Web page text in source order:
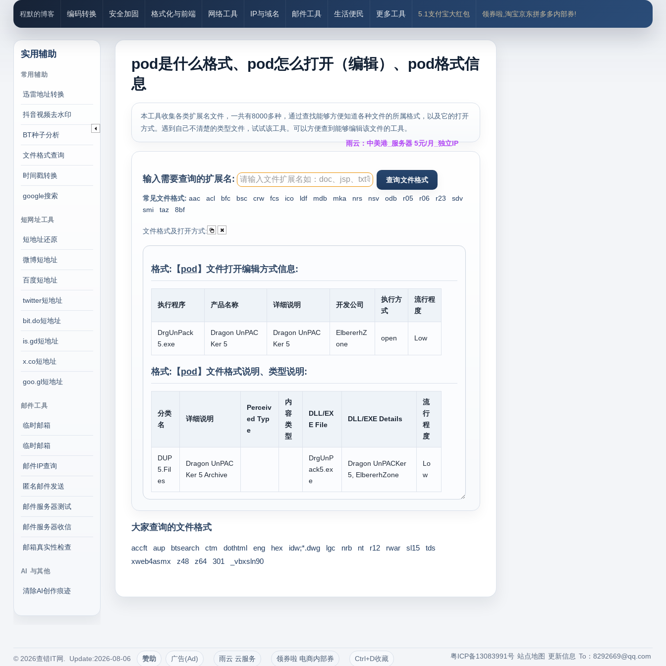
程默的博客 编码转换 安全加固 格式化与前端 网络工具 IP与域名 邮件工具 生活便民 更多工具 5.1支付宝大红包 领券啦,淘宝京东拼多多内部券!
实用辅助
常用辅助
迅雷地址转换
抖音视频去水印
BT种子分析
文件格式查询
时间戳转换
google搜索
短网址工具
短地址还原
微博短地址
百度短地址
twitter短地址
bit.do短地址
is.gd短地址
x.co短地址
goo.gl短地址
邮件工具
临时邮箱
临时邮箱
邮件IP查询
匿名邮件发送
邮件服务器测试
邮件服务器收信
邮箱真实性检查
AI 与其他
清除AI创作痕迹
pod是什么格式、pod怎么打开（编辑）、pod格式信
息
本工具收集各类扩展名文件，一共有8000多种，通过查找能够方便知道各种文件的所属格式，以及它的打开
方式。遇到自己不清楚的类型文件，试试该工具。可以方便查到能够编辑该文件的工具。
雨云：中美港_服务器 5元/月_独立IP
输入需要查询的扩展名:
常见文件格式: aac acl bfc bsc crw fcs ico ldf mdb mka nrs nsv odb r05 r06 r23
sdv
smi
taz 8bf
文件格式及打开方式:
格式:【pod 】文件打开编辑方式信息:
执行程序 产品名称 详细说明 开发公司
执行方
式
流行程
度
DrgUnPack
5.exe
Dragon UnPAC
Ker 5
Dragon UnPAC
Ker 5
ElbererhZ
one
open Low
格式:【pod 】文件格式说明、类型说明:
分类
名
详细说明
Perceiv
ed Typ
e
内
容
类
型
DLL/EX
E File
DLL/EXE Details
流
行
程
度
DUP
5.Fil
es
Dragon UnPAC
Ker 5 Archive
DrgUnP
ack5.ex
e
Dragon UnPACKer
5, ElbererhZone
Lo
w
大家查询的文件格式
accft aup btsearch ctm dothtml eng hex idw;*.dwg lgc nrb nt r12 rwar sl15
tds
xweb4asmx
z48 z64 301 _vbxsln90
© 2026查错IT网. Update:2026-08-06 赞助 广告(Ad) 雨云 云服务 领券啦 电商内部券 Ctrl+D收藏 To：8292669@qq.com
更新信息
站点地图
粤ICP备13083991号